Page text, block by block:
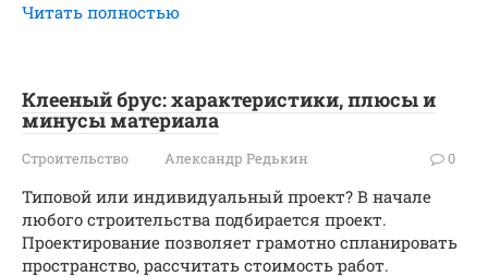
Читать полностью
Клееный брус: характеристики, плюсы и
минусы материала
Строительство Александр Редькин 0
Типовой или индивидуальный проект? В начале
любого строительства подбирается проект.
Проектирование позволяет грамотно спланировать
пространство, рассчитать стоимость работ.